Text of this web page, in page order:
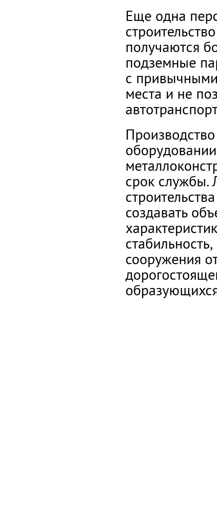
Еще одна
получаются
подземные
с
места и не
срок службы.
создавать
сооружения